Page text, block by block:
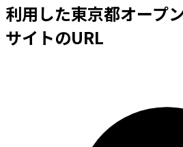
利用した東京都オープ
サイトのURL